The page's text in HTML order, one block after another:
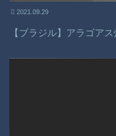
2021.09.29
【ブラジル】アラゴア